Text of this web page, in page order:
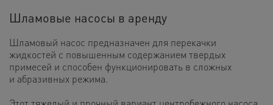
Шламовые насосы в аренду
Шламовый насос предназначен для перекачки
жидкостей с повышенным содержанием твердых
примесей и способен функционировать в сложных
и абразивных режима.